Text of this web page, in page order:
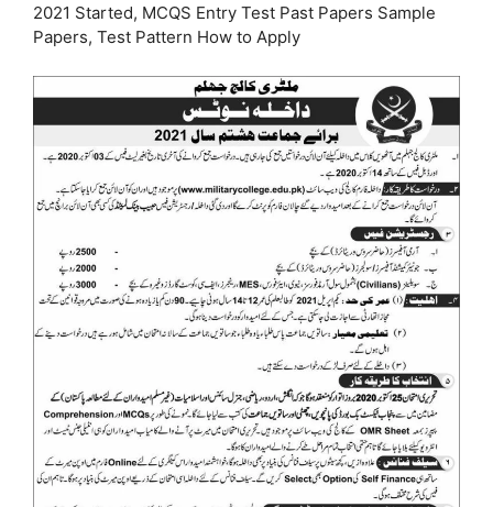
2021 Started, MCQS Entry Test Past Papers Sample
Papers, Test Pattern How to Apply